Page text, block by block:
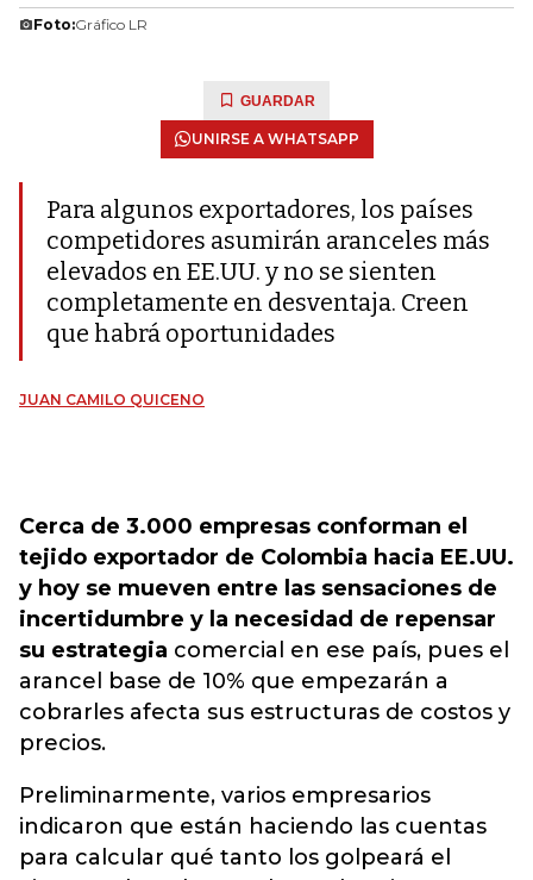
Foto:Gráfico LR
GUARDAR
UNIRSE A WHATSAPP
Para algunos exportadores, los países
competidores asumirán aranceles más
elevados en EE.UU. y no se sienten
completamente en desventaja. Creen
que habrá oportunidades
JUAN CAMILO QUICENO
Cerca de 3.000 empresas conforman el
tejido exportador de Colombia hacia EE.UU.
y hoy se mueven entre las sensaciones de
incertidumbre y la necesidad de repensar
su estrategia comercial en ese país, pues el
arancel base de 10% que empezarán a
cobrarles afecta sus estructuras de costos y
precios.
Preliminarmente, varios empresarios
indicaron que están haciendo las cuentas
para calcular qué tanto los golpeará el